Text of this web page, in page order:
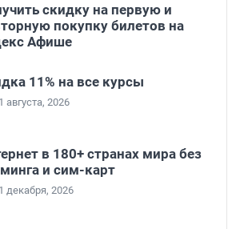
скидку на первую и
покупку билетов на
Афише
11% на все курсы
августа, 2026
в 180+ странах мира без
и сим-карт
декабря, 2026